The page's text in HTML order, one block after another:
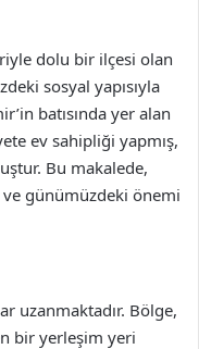
dolu bir ilçesi olan
sosyal yapısıyla
batısında yer alan
ev sahipliği yapmış,
Bu makalede,
günümüzdeki önemi
uzanmaktadır. Bölge,
bir yerleşim yeri